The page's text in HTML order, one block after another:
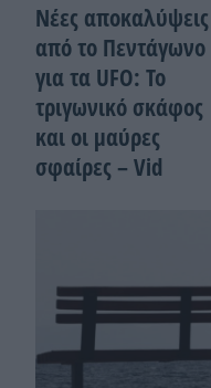
Νέες αποκαλύψεις
από το Πεντάγωνο
για τα UFO: Το
τριγωνικό σκάφος
και οι μαύρες
σφαίρες – Vid